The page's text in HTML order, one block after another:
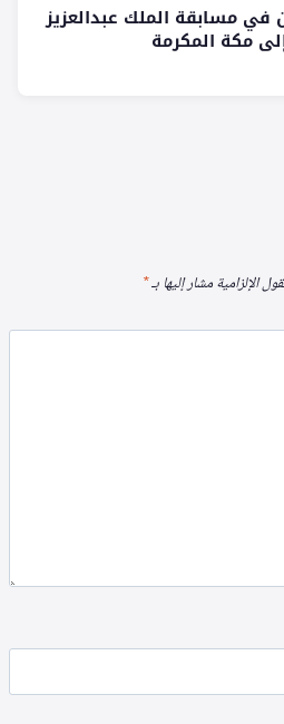
مسابقة الملك عبدالعزيز
مكة المكرمة
الإلزامية مشار إليها بـ*